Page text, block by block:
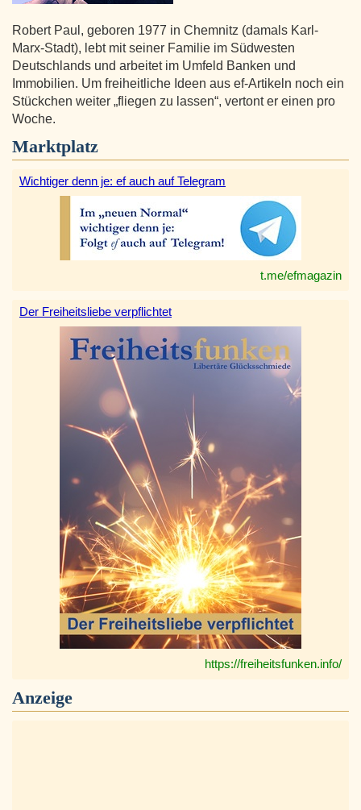
Robert Paul, geboren 1977 in Chemnitz (damals Karl-
Marx-Stadt), lebt mit seiner Familie im Südwesten
Deutschlands und arbeitet im Umfeld Banken und
Immobilien. Um freiheitliche Ideen aus ef-Artikeln noch ein
Stückchen weiter „fliegen zu lassen“, vertont er einen pro
Woche.
Marktplatz
Wichtiger denn je: ef auch auf Telegram
t.me/efmagazin
Der Freiheitsliebe verpflichtet
https://freiheitsfunken.info/
Anzeige